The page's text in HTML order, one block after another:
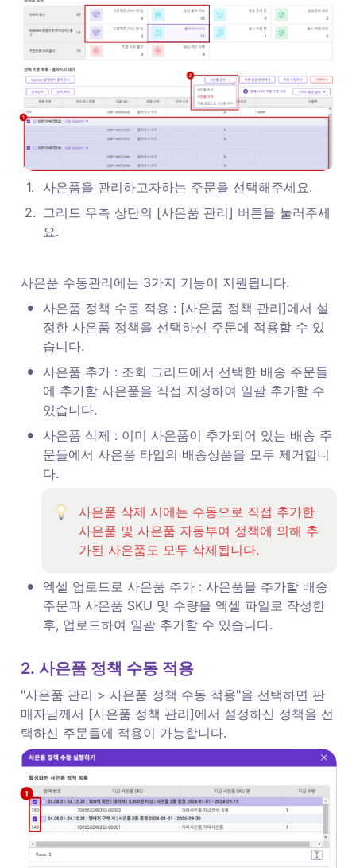
1. 사은품을 관리하고자하는 주문을 선택해주세요.
2. 그리드 우측 상단의 [사은품 관리] 버튼을 눌러주세
요.
사은품 수동관리에는 3가지 기능이 지원됩니다.
• 사은품 정책 수동 적용 : [사은품 정책 관리]에서 설
정한 사은품 정책을 선택하신 주문에 적용할 수 있
습니다.
• 사은품 추가 : 조회 그리드에서 선택한 배송 주문들
에 추가할 사은품을 직접 지정하여 일괄 추가할 수
있습니다.
• 사은품 삭제 : 이미 사은품이 추가되어 있는 배송 주
문들에서 사은품 타입의 배송상품을 모두 제거합니
다.
사은품 삭제 시에는 수동으로 직접 추가한
사은품 및 사은품 자동부여 정책에 의해 추
가된 사은품도 모두 삭제됩니다.
•
엑셀 업로드로 사은품 추가 : 사은품을 추가할 배송
주문과 사은품 SKU 및 수량을 엑셀 파일로 작성한
후, 업로드하여 일괄 추가할 수 있습니다.
2. 사은품 정책 수동 적용
"사은품 관리 > 사은품 정책 수동 적용"을 선택하면 판
매자님께서 [사은품 정책 관리]에서 설정하신 정책을 선
택하신 주문들에 적용이 가능합니다.